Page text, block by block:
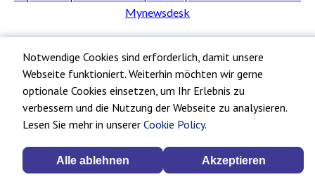
Notwendige Cookies sind erforderlich, damit unsere
Webseite funktioniert. Weiterhin möchten wir gerne
optionale Cookies einsetzen, um Ihr Erlebnis zu
verbessern und die Nutzung der Webseite zu analysieren.
Lesen Sie mehr in unserer Cookie Policy.
Alle ablehnen Akzeptieren